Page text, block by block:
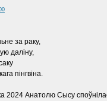
за раку,
даліну,
пінгвіна.
2024 Анатолю Сысу